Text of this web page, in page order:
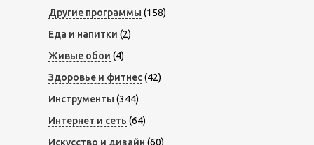
Другие программы (158)
Еда и напитки (2)
Живые обои (4)
Здоровье и фитнес(42)
Инструменты (344)
Интернет и сеть (64)
Искусство и дизайн (60)